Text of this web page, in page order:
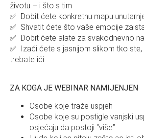
životu – i što s tim
✅ Dobit ćete konkretnu mapu
✅ Shvatit ćete što vaše emocije
✅ Dobit ćete alate za svakodnevno
✅ Izaći ćete s jasnijom slikom tko ste,
trebate ići
ZA KOGA JE WEBINAR NAMIJENJEN
Osobe koje traže uspjeh
Osobe koje su postigle vanjski
osjećaju da postoji “više”